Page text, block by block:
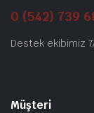
0 (542) 739
Destek ekibimiz
Müşteri